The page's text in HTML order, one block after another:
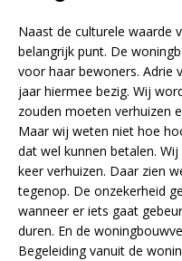
Naast de culturele waarde
belangrijk punt. De
voor haar bewoners. Adrie
jaar hiermee bezig. Wij
zouden moeten verhuizen
Maar wij weten niet hoe
dat wel kunnen betalen.
keer verhuizen. Daar zien
tegenop. De onzekerheid
wanneer er iets gaat
duren. En de
Begeleiding vanuit de